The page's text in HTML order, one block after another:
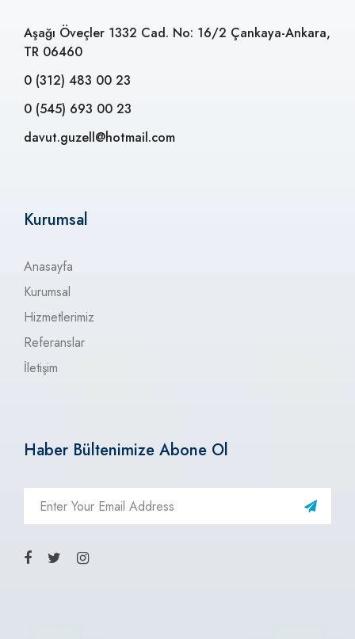
Aşağı Öveçler 1332 Cad. No: 16/2 Çankaya-Ankara,
TR 06460
0 (312) 483 00 23
0 (545) 693 00 23
davut.guzell@hotmail.com
Kurumsal
Anasayfa
Kurumsal
Hizmetlerimiz
Referanslar
İletişim
Haber Bültenimize Abone Ol